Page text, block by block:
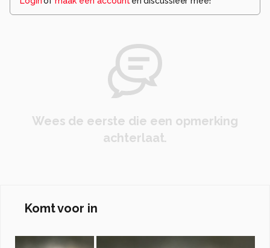
Wees de eerste die een opmerking
achterlaat.
Komt voor in